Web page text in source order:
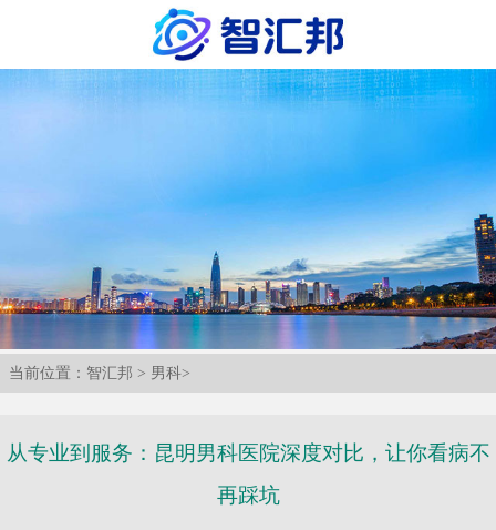
当前位置： 智汇邦 > 男科>
从专业到服务：昆明男科医院深度对比，让你看病不
再踩坑